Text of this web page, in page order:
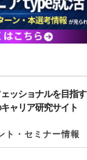
ッショナルを目指す
ャリア研究サイト
ト・セミナー情報